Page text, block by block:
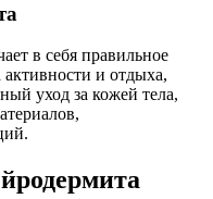
в себя правильное
и отдыха,
уход за кожей тела,